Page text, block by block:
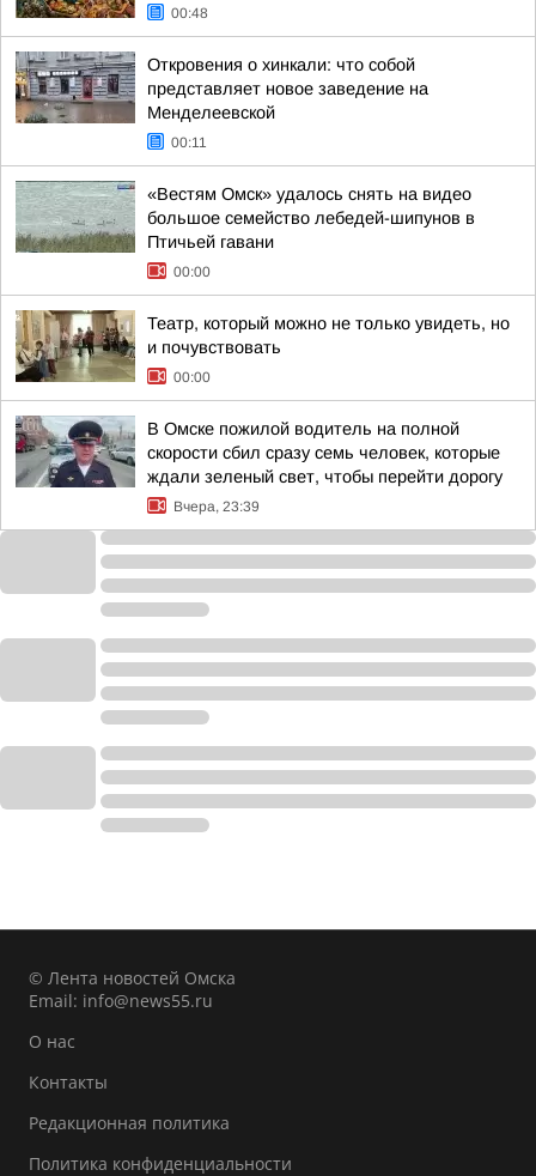
00:48
Откровения о хинкали: что собой
представляет новое заведение на
Менделеевской
00:11
«Вестям Омск» удалось снять на видео
большое семейство лебедей-шипунов в
Птичьей гавани
00:00
Театр, который можно не только увидеть, но
и почувствовать
00:00
В Омске пожилой водитель на полной
скорости сбил сразу семь человек, которые
ждали зеленый свет, чтобы перейти дорогу
Вчера, 23:39
© Лента новостей Омска
Email: info@news55.ru
О нас
Контакты
Редакционная политика
Политика конфиденциальности